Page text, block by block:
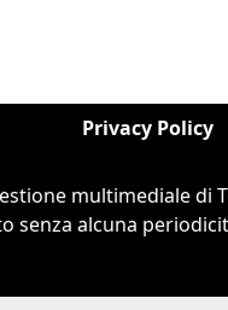
Privacy Policy
multimediale di
senza alcuna